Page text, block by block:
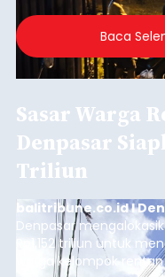
Baca
Sasar Warga
Denpasar
Triliun
balitribune.co.id I
Denpasar
Rp1,152 triliun untuk
warga kelompok